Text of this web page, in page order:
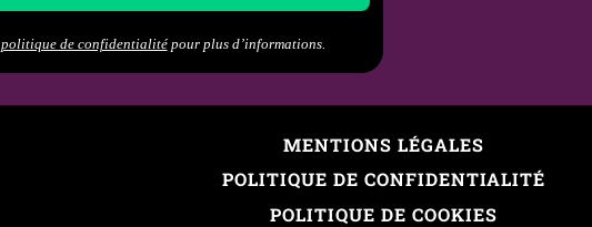
politique de confidentialitépour plus d’informations.
MENTIONS LÉGALES
POLITIQUE DE CONFIDENTIALITÉ
POLITIQUE DE COOKIES